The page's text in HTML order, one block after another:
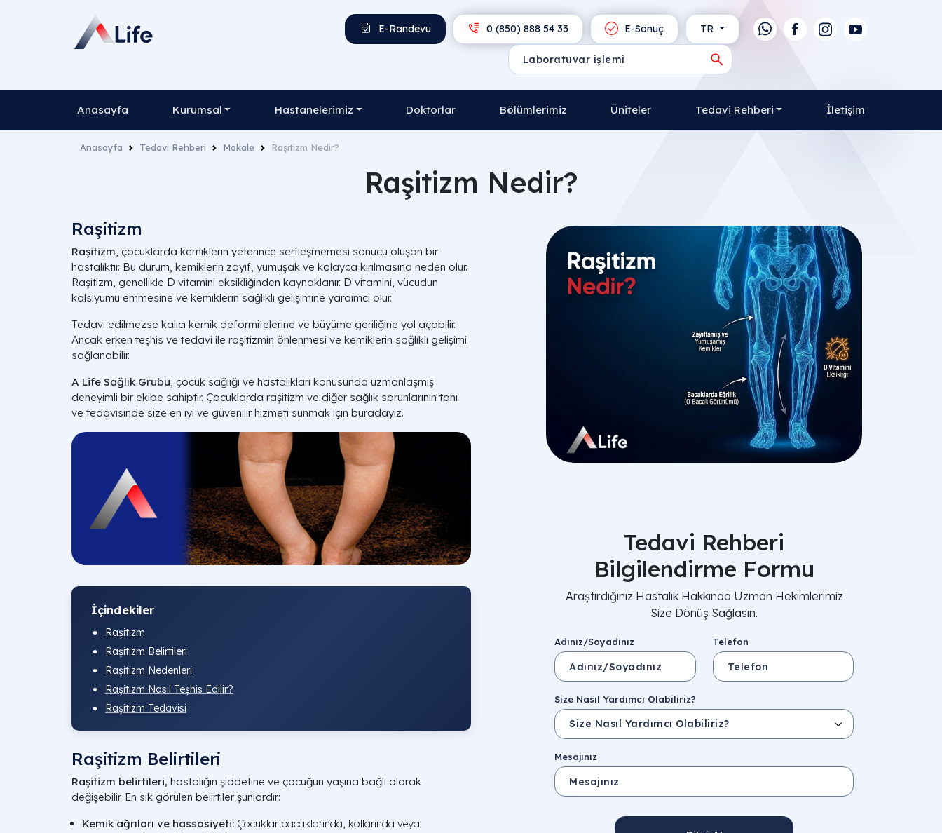
TR
E-Sonuç
0 (850) 888 54 33
E-Randevu
Anasayfa Kurumsal Hastanelerimiz Doktorlar Bölümlerimiz Üniteler Tedavi Rehberi İletişim
Anasayfa Tedavi Rehberi Makale Raşitizm Nedir?
Raşitizm Nedir?
Raşitizm
Raşitizm, çocuklarda kemiklerin yeterince sertleşmemesi sonucu oluşan bir
hastalıktır. Bu durum, kemiklerin zayıf, yumuşak ve kolayca kırılmasına neden olur.
Raşitizm, genellikle D vitamini eksikliğinden kaynaklanır. D vitamini, vücudun
kalsiyumu emmesine ve kemiklerin sağlıklı gelişimine yardımcı olur.
Tedavi edilmezse kalıcı kemik deformitelerine ve büyüme geriliğine yol açabilir.
Ancak erken teşhis ve tedavi ile raşitizmin önlenmesi ve kemiklerin sağlıklı gelişimi
sağlanabilir.
A Life Sağlık Grubu, çocuk sağlığı ve hastalıkları konusunda uzmanlaşmış
deneyimli bir ekibe sahiptir. Çocuklarda raşitizm ve diğer sağlık sorunlarının tanı
ve tedavisinde size en iyi ve güvenilir hizmeti sunmak için buradayız.
İçindekiler
Raşitizm
Raşitizm Belirtileri
Raşitizm Nedenleri
Raşitizm Nasıl Teşhis Edilir?
Raşitizm Tedavisi
Raşitizm Belirtileri
Raşitizm belirtileri, hastalığın şiddetine ve çocuğun yaşına bağlı olarak
değişebilir. En sık görülen belirtiler şunlardır:
Kemik ağrıları ve hassasiyeti: Çocuklar bacaklarında, kollarında veya
Tedavi Rehberi
Bilgilendirme Formu
Araştırdığınız Hastalık Hakkında Uzman Hekimlerimiz
Size Dönüş Sağlasın.
Adınız/Soyadınız Telefon
Size Nasıl Yardımcı Olabiliriz?
Mesajınız